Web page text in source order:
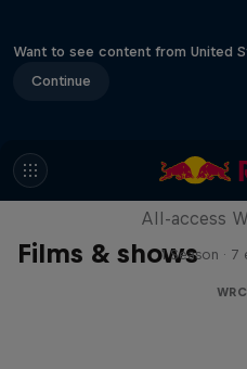
Want to see content from United
Continue
Films & shows
More
All-access
1 Season · 7
WRC